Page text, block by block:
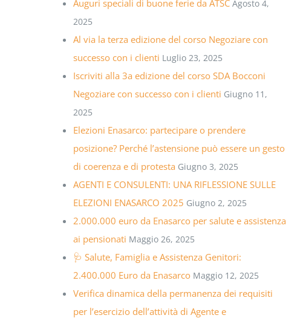
Auguri speciali di buone ferie da ATSC Agosto 4,
2025
Al via la terza edizione del corso Negoziare con
successo con i clienti Luglio 23, 2025
Iscriviti alla 3a edizione del corso SDA Bocconi
Negoziare con successo con i clienti Giugno 11,
2025
Elezioni Enasarco: partecipare o prendere
posizione? Perché l’astensione può essere un gesto
di coerenza e di protesta Giugno 3, 2025
AGENTI E CONSULENTI: UNA RIFLESSIONE SULLE
ELEZIONI ENASARCO 2025 Giugno 2, 2025
2.000.000 euro da Enasarco per salute e assistenza
ai pensionati Maggio 26, 2025
🩺 Salute, Famiglia e Assistenza Genitori:
2.400.000 Euro da Enasarco Maggio 12, 2025
Verifica dinamica della permanenza dei requisiti
per l’esercizio dell’attività di Agente e